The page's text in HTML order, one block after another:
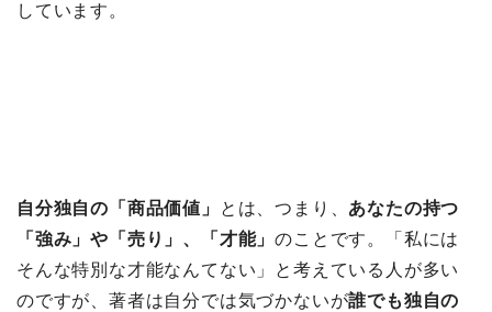
しています。
自分独自の「商品価値」 とは、つまり、 あなたの持つ
「強み」や「売り」、「才能」のことです。「私には
そんな特別な才能なんてない」と考えている人が多い
のですが、著者は自分では気づかないが誰でも独自の